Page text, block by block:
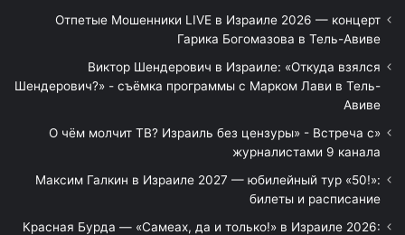
Отпетые Мошенники LIVE в Израиле 2026 — концерт
Гарика Богомазова в Тель-Авиве
Виктор Шендерович в Израиле: «Откуда взялся
Шендерович?» - съёмка программы с Марком Лави в Тель-
Авиве
«О чём молчит ТВ? Израиль без цензуры» - Встреча с
журналистами 9 канала
Максим Галкин в Израиле 2027 — юбилейный тур «50!»:
билеты и расписание
Красная Бурда — «Самеах, да и только!» в Израиле 2026: